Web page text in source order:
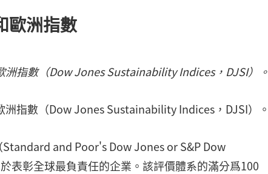
歐洲指數
指數（Dow Jones Sustainability Indices，DJSI）。
指數（Dow Jones Sustainability Indices，DJSI）。
and Poor's Dow Jones or S&P Dow
表彰全球最負責任的企業。該評價體系的滿分爲100